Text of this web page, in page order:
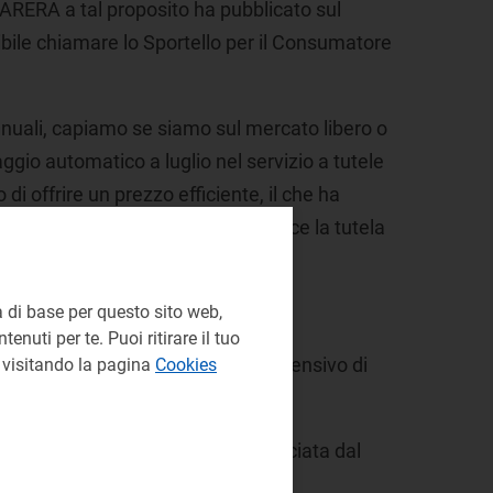
a tal proposito ha pubblicato sul
chiamare lo Sportello per il Consumatore
capiamo se siamo sul mercato libero o
automatico a luglio nel servizio a tutele
offrire un prezzo efficiente, il che ha
sempre che non esaurisce la tutela
fase della fornitura”.
di euro al kWh, comprensivo di
energia (-22,5%) controbilanciata dal
e gestione contatore).
base per questo sito web,
per te. Puoi ritirare il tuo
la pagina Cookies